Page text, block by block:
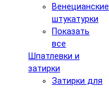
Венецианские
штукатурки
Показать
все
Шпатлевки и
затирки
Затирки для